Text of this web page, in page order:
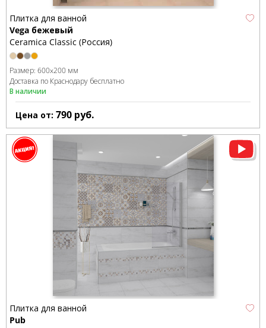
Плитка для ванной
Vega бежевый
Ceramica Classic (Россия)
Размер: 600x200 мм
Доставка по Краснодару бесплатно
В наличии
Цена от: 790 руб.
Плитка для ванной
Pub